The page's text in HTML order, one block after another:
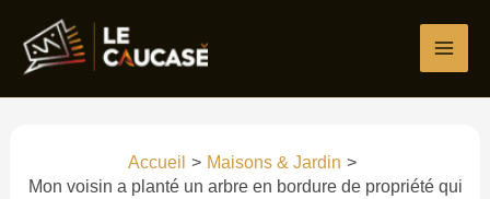
contenu
Accueil
Maisons & Jardin
Mon voisin a planté un arbre en bordure de propriété qui
ici…
mail*